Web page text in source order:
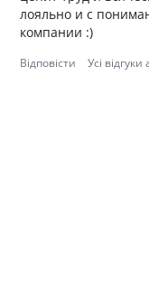
лояльно и с
компании :)
Відповісти Усі відгуки